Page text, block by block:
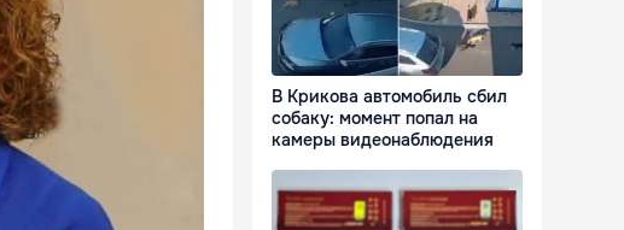
В Крикова автомобиль сбил
собаку: момент попал на
камеры видеонаблюдения